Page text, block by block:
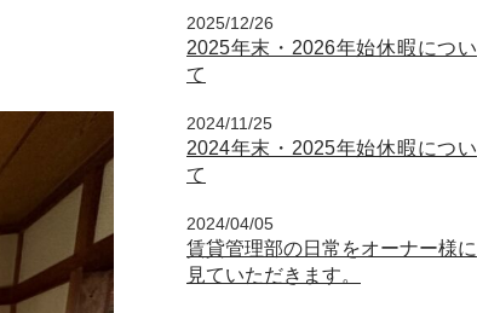
2025/12/26
2025年末・2026年始休暇につい
て
2024/11/25
2024年末・2025年始休暇につい
て
2024/04/05
賃貸管理部の日常をオーナー様に
見ていただきます。